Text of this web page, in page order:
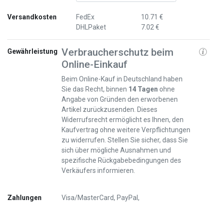
Versandkosten
FedEx
DHLPaket
10.71 €
7.02 €
Gewährleistung Verbraucherschutz beim
Online-Einkauf
Beim Online-Kauf in Deutschland haben
Sie das Recht, binnen 14 Tagen ohne
Angabe von Gründen den erworbenen
Artikel zurückzusenden. Dieses
Widerrufsrecht ermöglicht es Ihnen, den
Kaufvertrag ohne weitere Verpflichtungen
zu widerrufen. Stellen Sie sicher, dass Sie
sich über mögliche Ausnahmen und
spezifische Rückgabebedingungen des
Verkäufers informieren.
Zahlungen
Visa/MasterCard, PayPal,